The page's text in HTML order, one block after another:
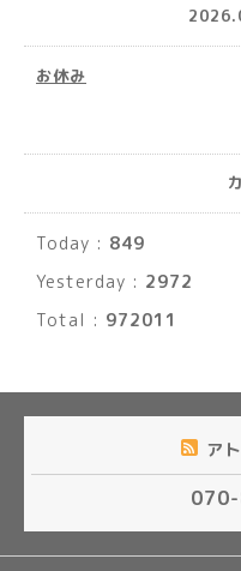
お休み
Today : 849
Yesterday : 2972
Total : 972011
ア